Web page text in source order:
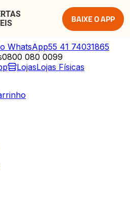
BAIXE O APP
WhatsApp55 41 74031865
0800 080 0099
LojasLojas Físicas